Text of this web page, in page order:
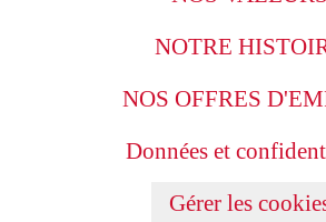
NOTRE
NOS OFFRES
Données et
Gérer les